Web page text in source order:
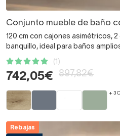
Conjunto mueble de baño
120 cm con cajones asimétricos,
banquillo, ideal para baños
(1)
742,05€ 897,82€
+ 3
Rebajas